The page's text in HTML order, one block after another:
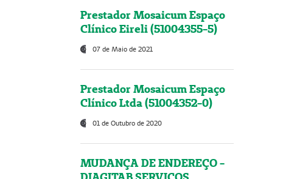
Prestador Mosaicum Espaço
Clínico Eireli (51004355-5)
07 de Maio de 2021
Prestador Mosaicum Espaço
Clínico Ltda (51004352-0)
01 de Outubro de 2020
MUDANÇA DE ENDEREÇO -